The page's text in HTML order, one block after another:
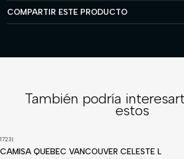
COMPARTIR ESTE PRODUCTO
También podría
estos
1723|
CAMISA QUEBEC VANCOUVER CELESTE L